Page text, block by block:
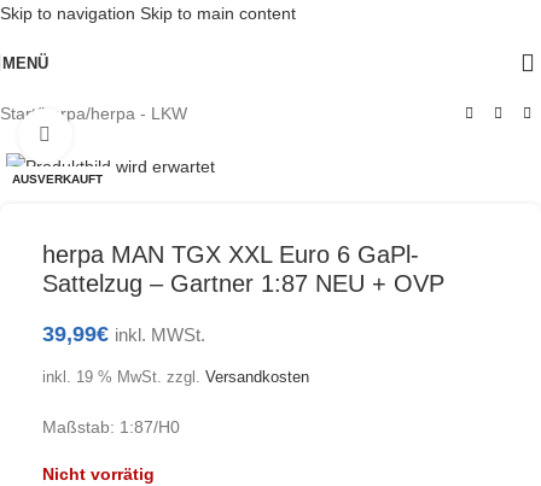
Skip to navigation Skip to main content
MENÜ
Start/herpa/herpa - LKW
AUSVERKAUFT
herpa MAN TGX XXL Euro 6 GaPl-
Sattelzug – Gartner 1:87 NEU + OVP
39,99€ inkl. MWSt.
inkl. 19 % MwSt. zzgl. Versandkosten
Maßstab: 1:87/H0
Nicht vorrätig